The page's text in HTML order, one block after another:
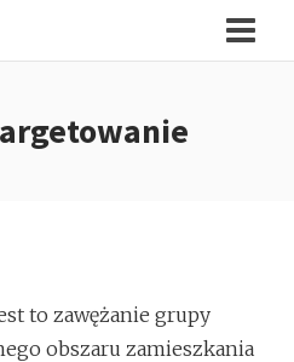
to zawężanie grupy
obszaru zamieszkania